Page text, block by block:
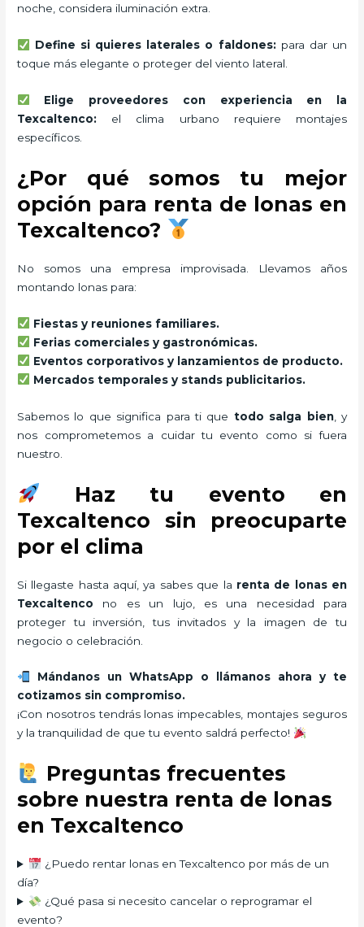
noche, considera iluminación extra.
Define si quieres laterales o faldones:para dar un
toque más elegante o proteger del viento lateral.
Elige proveedores con experiencia en la
Texcaltenco: el clima urbano requiere montajes
específicos.
¿Por qué somos tu mejor
opción para renta de lonas en
Texcaltenco?
No somos una empresa improvisada. Llevamos años
montando lonas para:
Fiestas y reuniones familiares.
Ferias comerciales y gastronómicas.
Eventos corporativos y lanzamientos de producto.
Mercados temporales y stands publicitarios.
Sabemos lo que significa para ti que todo salga bien, y
nos comprometemos a cuidar tu evento como si fuera
nuestro.
Haz tu evento en
Texcaltenco sin preocuparte
por el clima
Si llegaste hasta aquí, ya sabes que la renta de lonas en
Texcaltenco no es un lujo, es una necesidad para
proteger tu inversión, tus invitados y la imagen de tu
negocio o celebración.
Mándanos un WhatsApp o llámanos ahora y te
cotizamos sin compromiso.
¡Con nosotros tendrás lonas impecables, montajes seguros
y la tranquilidad de que tu evento saldrá perfecto!
Preguntas frecuentes
sobre nuestra renta de lonas
en Texcaltenco
¿Puedo rentar lonas en Texcaltenco por más de un
día?
¿Qué pasa si necesito cancelar o reprogramar el
evento?